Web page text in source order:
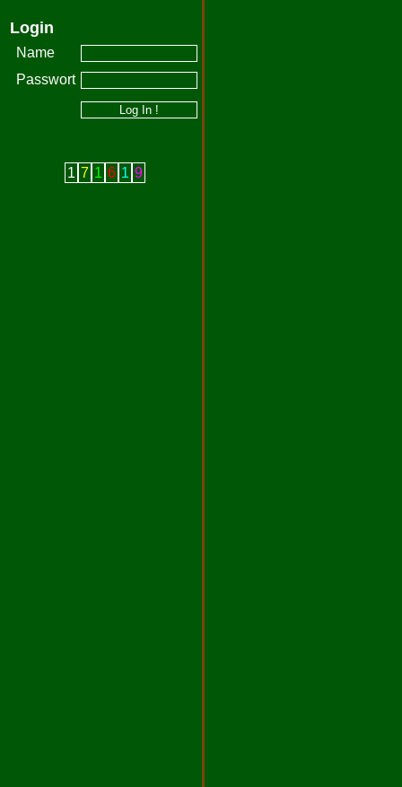
Login
Name
Passwort
1 7 1 6 1 9